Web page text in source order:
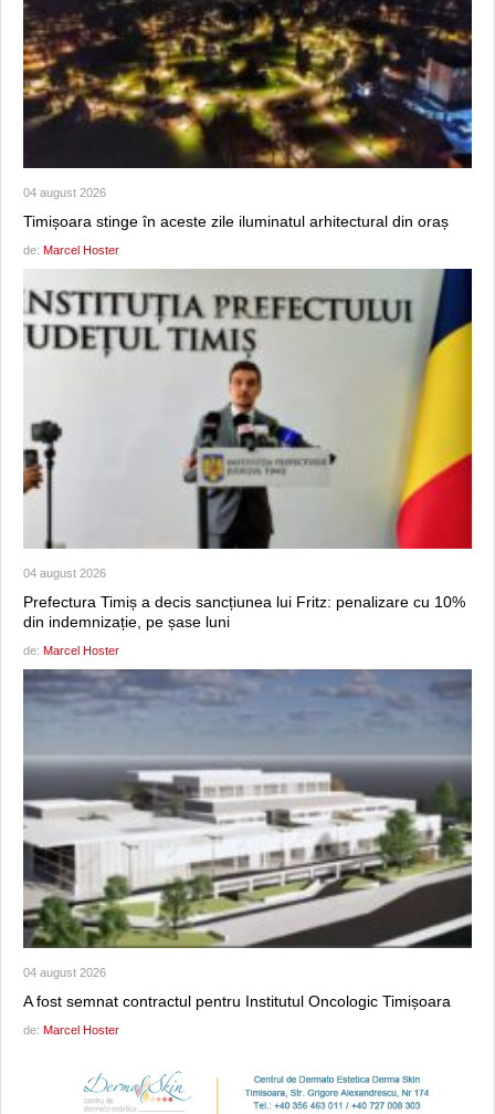
04 august 2026
Timișoara stinge în aceste zile iluminatul arhitectural din oraș
de: Marcel Hoster
04 august 2026
Prefectura Timiș a decis sancțiunea lui Fritz: penalizare cu 10%
din indemnizație, pe șase luni
de: Marcel Hoster
04 august 2026
A fost semnat contractul pentru Institutul Oncologic Timișoara
de: Marcel Hoster